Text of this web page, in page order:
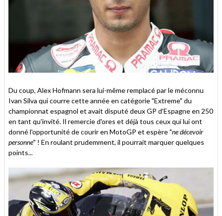
Du coup, Alex Hofmann sera lui-même remplacé par le méconnu
Ivan Silva qui courre cette année en catégorie "Extreme" du
championnat espagnol et avait disputé deux GP d'Espagne en 250
en tant qu'invité. Il remercie d'ores et déjà tous ceux qui lui ont
donné l'opportunité de courir en MotoGP et espère "ne décevoir
personne" ! En roulant prudemment, il pourrait marquer quelques
points...